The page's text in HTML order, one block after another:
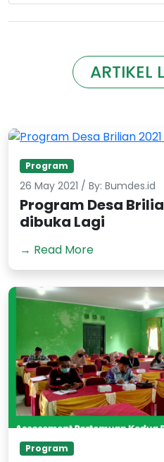
ARTIKEL
Program
26 May 2021 / By: Bumdes.id
Program Desa
dibuka Lagi
→ Read More
Program